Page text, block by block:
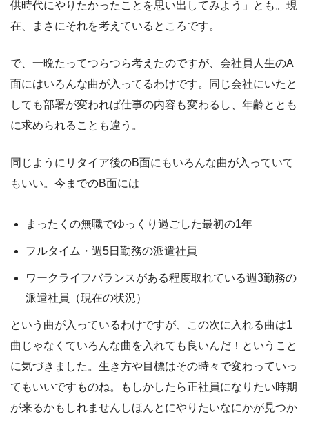
供時代にやりたかったことを思い出してみよう」とも。現
在、まさにそれを考えているところです。
で、一晩たってつらつら考えたのですが、会社員人生のA
面にはいろんな曲が入ってるわけです。同じ会社にいたと
しても部署が変われば仕事の内容も変わるし、年齢ととも
に求められることも違う。
同じようにリタイア後のB面にもいろんな曲が入っていて
もいい。今までのB面には
まったくの無職でゆっくり過ごした最初の1年
フルタイム・週5日勤務の派遣社員
ワークライフバランスがある程度取れている週3勤務の
派遣社員（現在の状況）
という曲が入っているわけですが、この次に入れる曲は1
曲じゃなくていろんな曲を入れても良いんだ！ということ
に気づきました。生き方や目標はその時々で変わっていっ
てもいいですものね。もしかしたら正社員になりたい時期
が来るかもしれませんしほんとにやりたいなにかが見つか